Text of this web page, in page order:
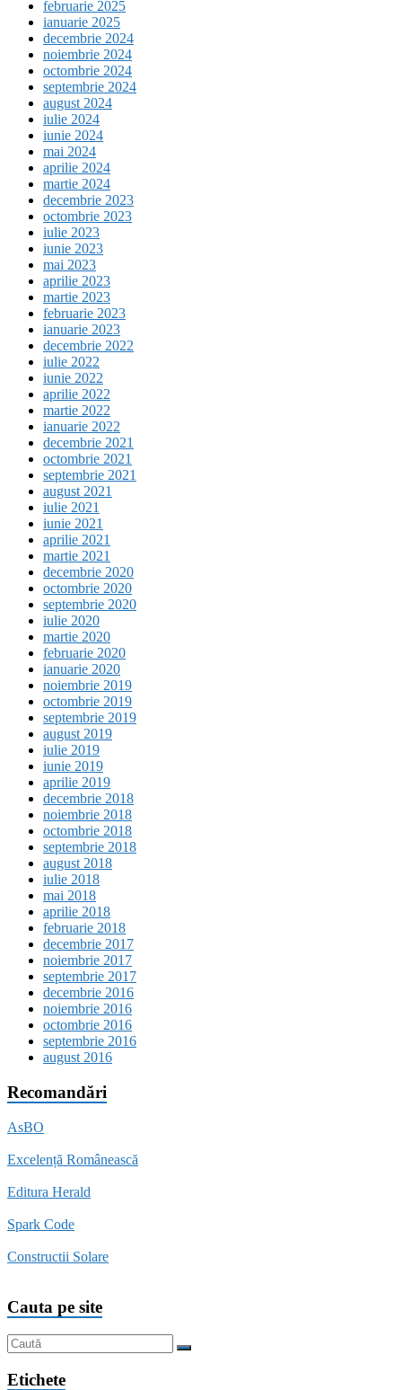
februarie 2025
ianuarie 2025
decembrie 2024
noiembrie 2024
octombrie 2024
septembrie 2024
august 2024
iulie 2024
iunie 2024
mai 2024
aprilie 2024
martie 2024
decembrie 2023
octombrie 2023
iulie 2023
iunie 2023
mai 2023
aprilie 2023
martie 2023
februarie 2023
ianuarie 2023
decembrie 2022
iulie 2022
iunie 2022
aprilie 2022
martie 2022
ianuarie 2022
decembrie 2021
octombrie 2021
septembrie 2021
august 2021
iulie 2021
iunie 2021
aprilie 2021
martie 2021
decembrie 2020
octombrie 2020
septembrie 2020
iulie 2020
martie 2020
februarie 2020
ianuarie 2020
noiembrie 2019
octombrie 2019
septembrie 2019
august 2019
iulie 2019
iunie 2019
aprilie 2019
decembrie 2018
noiembrie 2018
octombrie 2018
septembrie 2018
august 2018
iulie 2018
mai 2018
aprilie 2018
februarie 2018
decembrie 2017
noiembrie 2017
septembrie 2017
decembrie 2016
noiembrie 2016
octombrie 2016
septembrie 2016
august 2016
Recomandări
AsBO
Excelență Românească
Editura Herald
Spark Code
Constructii Solare
Cauta pe site
Etichete